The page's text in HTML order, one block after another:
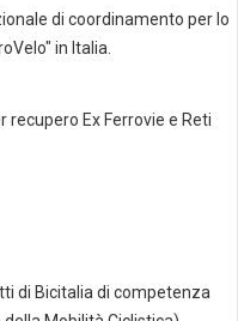
di coordinamento per lo
in Italia.
Ex Ferrovie e Reti
di Bicitalia di competenza